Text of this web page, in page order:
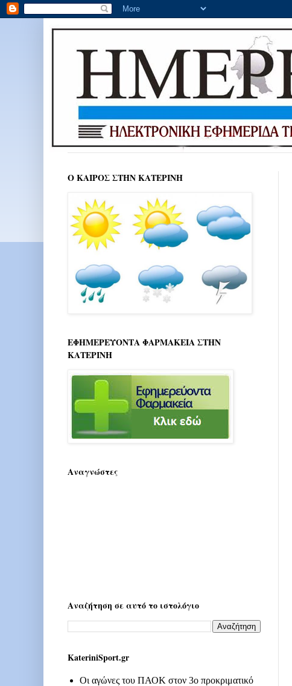
Ο ΚΑΙΡΟΣ ΣΤΗΝ ΚΑΤΕΡΙΝΗ
ΕΦΗΜΕΡΕΥΟΝΤΑ ΦΑΡΜΑΚΕΙΑ ΣΤΗΝ
ΚΑΤΕΡΙΝΗ
Αναγνώστες
Αναζήτηση σε αυτό το ιστολόγιο
KateriniSport.gr
Οι αγώνες του ΠΑΟΚ στον 3ο προκριματικό